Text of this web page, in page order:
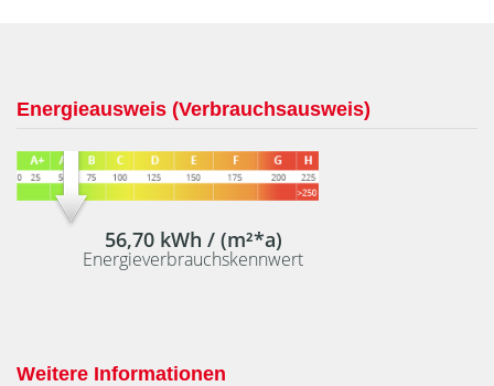
Energieausweis (Verbrauchsausweis)
56,70 kWh / (m²*a)
Energieverbrauchskennwert
Weitere Informationen